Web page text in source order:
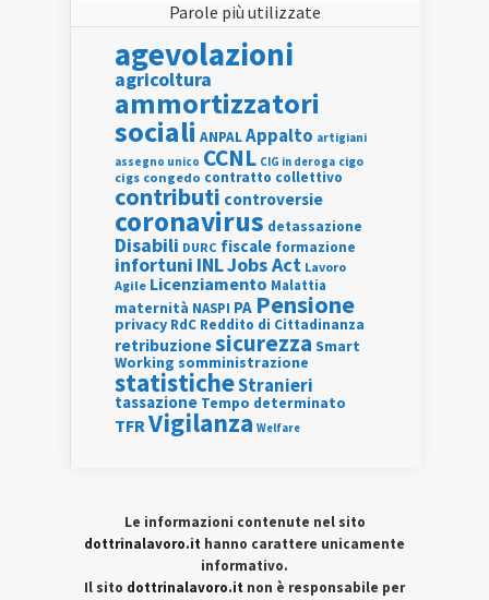
Parole più utilizzate
agevolazioni
agricoltura
ammortizzatori
sociali ANPALAppalto artigiani
assegno unico CCNL CIG in deroga cigo
cigs congedo contratto collettivo
contributi controversie
coronavirus detassazione
Disabili DURC fiscale formazione
infortuni INLJobs Act Lavoro
Agile Licenziamento Malattia
maternità NASPI PA Pensione
privacy RdC Reddito di Cittadinanza
retribuzionesicurezza Smart
Working somministrazione
statisticheStranieri
tassazione Tempo determinato
TFRVigilanza Welfare
Le informazioni contenute nel sito
dottrinalavoro.it hanno carattere unicamente
informativo.
Il sito dottrinalavoro.it non è responsabile per